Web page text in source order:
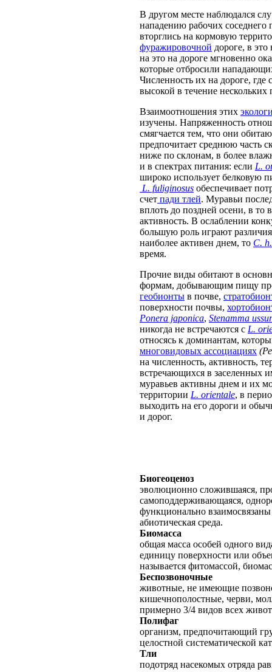
В другом месте наблюдался
нападению рабочих соседнего
вторглись на кормовую
фуражировочной дороге, в
на это на дороге мгновенно
которые отбросили
Численность их на дороге, где
высокой в течение
Взаимоотношения этих
изучены. Напряженность
смягчается тем, что они
предпочитает среднюю часть
ниже по склонам, в более
и в спектрах питания: если L.
широко использует белковую
L. fuliginosus обеспечивает
счет пади тлей. Муравьи
вплоть до поздней осени, в то
активность. В ослаблении
большую роль играют
наиболее активен днем, то C.
время.
Прочие виды обитают в
формам, добывающим пищу
геобионты в почве,
поверхности почвы,
Ponera japonica, Stenamma
никогда не встречаются с L.
относясь к доминантам,
многовидовых ассоциациях
на численность, активность,
встречающихся в заселенных
муравьев активны днем и их
территории L. orientale, в
выходить на его дороги и
и дорог.
Биогеоценоз
эволюционно сложившаяся,
самоподдерживающаяся,
функционально
абиотическая среда.
Биомасса
общая масса особей одного
единицу поверхности или
называется фитомассой,
Беспозвоночные
животные, не имеющие
кишечнополостные, черви,
примерно 3/4 видов всех
Полифаг
организм, предпочитающий
целостной систематической
Тли
подотряд насекомых отряда